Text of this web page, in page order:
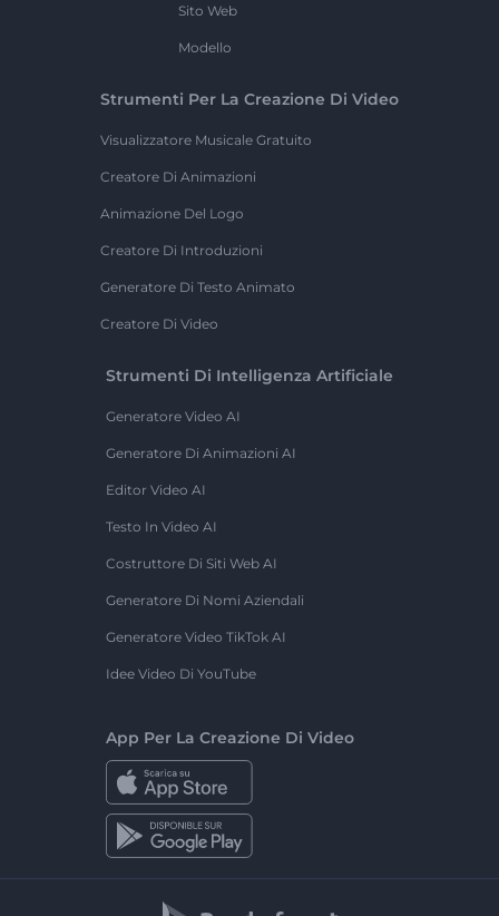
Sito Web
Modello
Strumenti Per La Creazione Di Video
Visualizzatore Musicale Gratuito
Creatore Di Animazioni
Animazione Del Logo
Creatore Di Introduzioni
Generatore Di Testo Animato
Creatore Di Video
Strumenti Di Intelligenza Artificiale
Generatore Video AI
Generatore Di Animazioni AI
Editor Video AI
Testo In Video AI
Costruttore Di Siti Web AI
Generatore Di Nomi Aziendali
Generatore Video TikTok AI
Idee Video Di YouTube
App Per La Creazione Di Video